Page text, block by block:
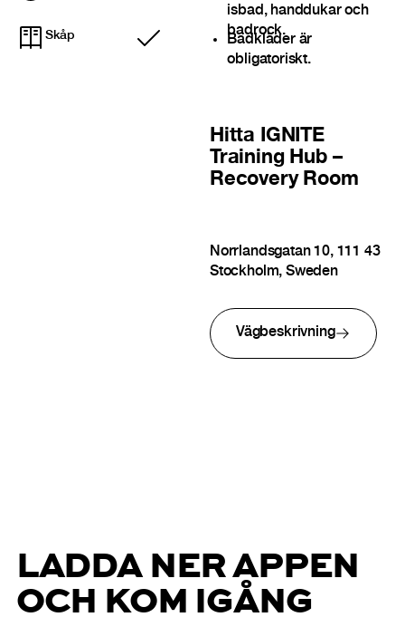
Skåp
Ingår
isbad, handdukar och
badrock.
Badkläder är
obligatoriskt.
Hitta IGNITE
Training Hub –
Recovery Room
Norrlandsgatan 10, 111 43
Stockholm, Sweden
Vägbeskrivning
LADDA NER APPEN
OCH KOM IGÅNG